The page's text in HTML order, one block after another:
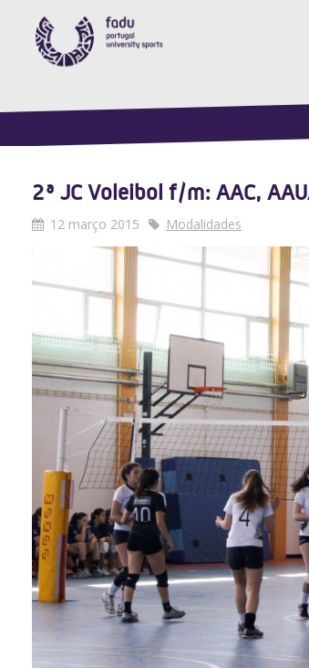
2ª JC Voleibol f/m: AAC,
12 março 2015 Modalidades